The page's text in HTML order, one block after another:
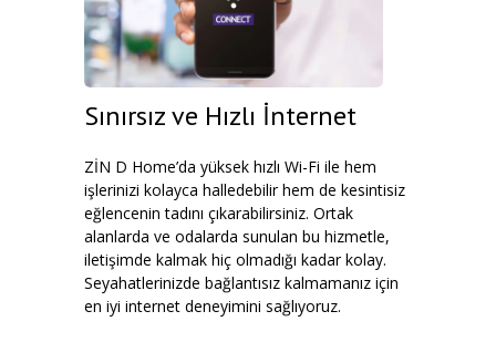
Sınırsız ve Hızlı İnternet
ZİN D Home’da yüksek hızlı Wi-Fi ile hem
işlerinizi kolayca halledebilir hem de kesintisiz
eğlencenin tadını çıkarabilirsiniz. Ortak
alanlarda ve odalarda sunulan bu hizmetle,
iletişimde kalmak hiç olmadığı kadar kolay.
Seyahatlerinizde bağlantısız kalmamanız için
en iyi internet deneyimini sağlıyoruz.